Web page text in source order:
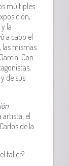
múltiples
la
a cabo el
las mismas
Con
de sus
artista, el
de la
taller?